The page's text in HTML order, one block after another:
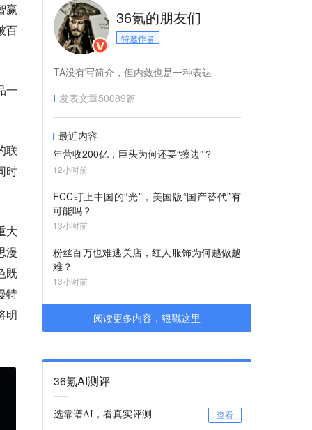
赢
百
一
联
时
大
漫
既
特
明
36氪的朋友们
特邀作者
TA没有写简介，但内敛也是一种表达
发表文章50089篇
最近内容
年营收200亿，巨头为何还要“擦边”？
12小时前
FCC盯上中国的“光”，美国版“国产替代”有
可能吗？
13小时前
粉丝百万也难逃关店，红人服饰为何越做越
难？
13小时前
阅读更多内容，狠戳这里
36氪AI测评
选靠谱AI，看真实评测 查看